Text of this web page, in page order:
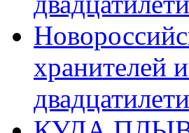
хранителей